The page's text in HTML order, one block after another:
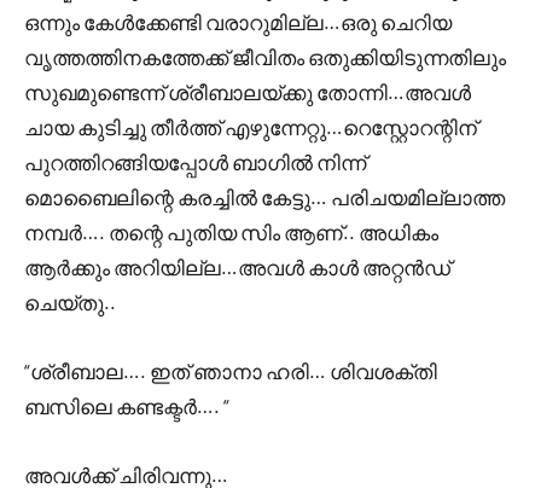
ഒന്നും കേൾക്കേണ്ടി വരാറുമില്ല…ഒരു ചെറിയ
വൃത്തത്തിനകത്തേക്ക് ജീവിതം ഒതുക്കിയിടുന്നതിലും
സുഖമുണ്ടെന്ന് ശ്രീബാലയ്ക്കു തോന്നി…അവൾ
ചായ കുടിച്ചു തീർത്ത് എഴുന്നേറ്റു…റെസ്റ്റോറന്റിന്
പുറത്തിറങ്ങിയപ്പോൾ ബാഗിൽ നിന്ന്
മൊബൈലിന്റെ കരച്ചിൽ കേട്ടു… പരിചയമില്ലാത്ത
നമ്പർ…. തന്റെ പുതിയ സിം ആണ്.. അധികം
ആർക്കും അറിയില്ല…അവൾ കാൾ അറ്റൻഡ്
ചെയ്തു..
“ശ്രീബാല…. ഇത് ഞാനാ ഹരി… ശിവശക്തി
ബസിലെ കണ്ടക്ടർ…. “
അവൾക്ക് ചിരിവന്നു…